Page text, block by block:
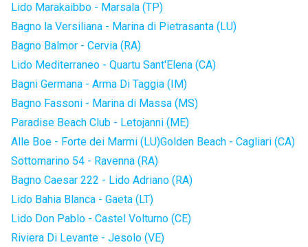
Lido Marakaibbo - Marsala (TP)
Bagno la Versiliana - Marina di Pietrasanta (LU)
Bagno Balmor - Cervia (RA)
Lido Mediterraneo - Quartu Sant'Elena (CA)
Bagni Germana - Arma Di Taggia (IM)
Bagno Fassoni - Marina di Massa (MS)
Paradise Beach Club - Letojanni (ME)
Alle Boe - Forte dei Marmi (LU)Golden Beach - Cagliari (CA)
Sottomarino 54 - Ravenna (RA)
Bagno Caesar 222 - Lido Adriano (RA)
Lido Bahia Blanca - Gaeta (LT)
Lido Don Pablo - Castel Volturno (CE)
Riviera Di Levante - Jesolo (VE)